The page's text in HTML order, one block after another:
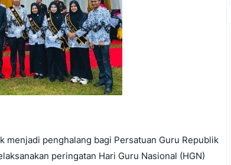
menjadi penghalang bagi Persatuan Guru Republik
peringatan Hari Guru Nasional (HGN)